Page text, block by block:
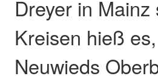
Dreyer in
Kreisen hieß
Neuwieds